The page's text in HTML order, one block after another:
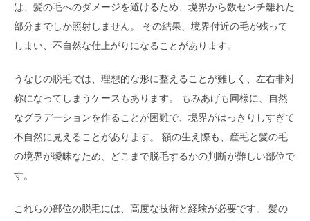
は、髪の毛へのダメージを避けるため、境界から数センチ離れた
部分までしか照射しません。 その結果、境界付近の毛が残って
しまい、不自然な仕上がりになることがあります。
うなじの脱毛では、理想的な形に整えることが難しく、左右非対
称になってしまうケースもあります。 もみあげも同様に、自然
なグラデーションを作ることが困難で、境界がはっきりしすぎて
不自然に見えることがあります。 額の生え際も、産毛と髪の毛
の境界が曖昧なため、どこまで脱毛するかの判断が難しい部位で
す。
これらの部位の脱毛には、高度な技術と経験が必要です。 髪の